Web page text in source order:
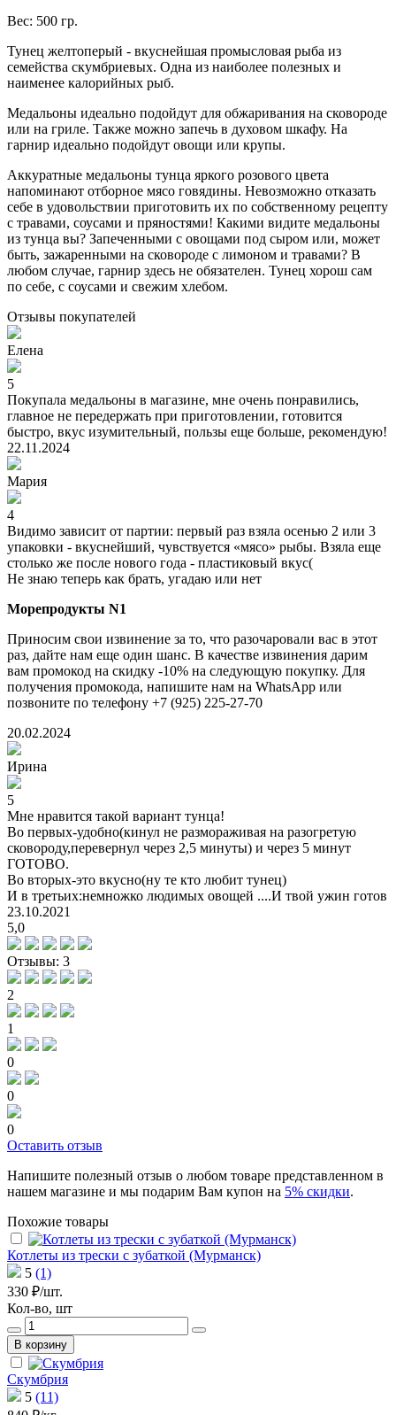
Вес: 500 гр.
Тунец желтоперый - вкуснейшая промысловая рыба из
семейства скумбриевых. Одна из наиболее полезных и
наименее калорийных рыб.
Медальоны идеально подойдут для обжаривания на сковороде
или на гриле. Также можно запечь в духовом шкафу. На
гарнир идеально подойдут овощи или крупы.
Аккуратные медальоны тунца яркого розового цвета
напоминают отборное мясо говядины. Невозможно отказать
себе в удовольствии приготовить их по собственному рецепту
с травами, соусами и пряностями! Какими видите медальоны
из тунца вы? Запеченными с овощами под сыром или, может
быть, зажаренными на сковороде с лимоном и травами? В
любом случае, гарнир здесь не обязателен. Тунец хорош сам
по себе, с соусами и свежим хлебом.
Отзывы покупателей
Елена
5
Покупала медальоны в магазине, мне очень понравились,
главное не передержать при приготовлении, готовится
быстро, вкус изумительный, пользы еще больше, рекомендую!
22.11.2024
Мария
4
Видимо зависит от партии: первый раз взяла осенью 2 или 3
упаковки - вкуснейший, чувствуется «мясо» рыбы. Взяла еще
столько же после нового года - пластиковый вкус(
Не знаю теперь как брать, угадаю или нет
Морепродукты N1
Приносим свои извинение за то, что разочаровали вас в этот
раз, дайте нам еще один шанс. В качестве извинения дарим
вам промокод на скидку -10% на следующую покупку. Для
получения промокода, напишите нам на WhatsApp или
позвоните по телефону +7 (925) 225-27-70
20.02.2024
Ирина
5
Мне нравится такой вариант тунца!
Во первых-удобно(кинул не размораживая на разогретую
сковороду,перевернул через 2,5 минуты) и через 5 минут
ГОТОВО.
Во вторых-это вкусно(ну те кто любит тунец)
И в третьих:немножко людимых овощей ....И твой ужин готов
23.10.2021
5,0
Отзывы: 3
2
1
0
0
0
Оставить отзыв
Напишите полезный отзыв о любом товаре представленном в
нашем магазине и мы подарим Вам купон на 5% скидки.
Похожие товары
Котлеты из трески с зубаткой (Мурманск)
5 (1)
330 ₽/шт.
Кол-во, шт
В корзину
Скумбрия
5 (11)